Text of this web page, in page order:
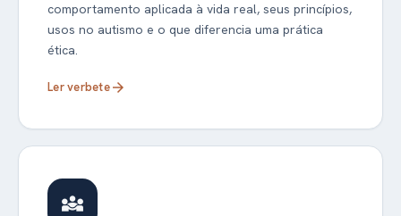
comportamento aplicada à vida real, seus princípios,
usos no autismo e o que diferencia uma prática
ética.
Ler verbetearrow_forward
diversity_3